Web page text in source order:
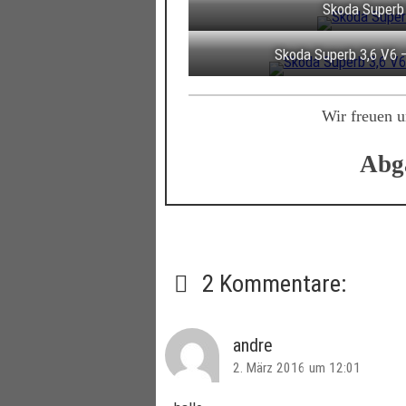
Skoda
Skoda Superb 3,6
Wir freuen
2 Kommentare:
andre
2. März 2016 um 12:01